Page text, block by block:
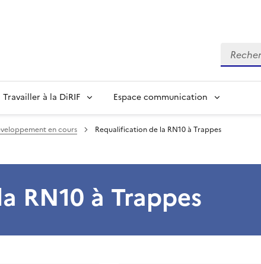
Recherche
Travailler à la DiRIF Espace communication
en cours Requalification de la RN10 à Trappes
RN10 à Trappes